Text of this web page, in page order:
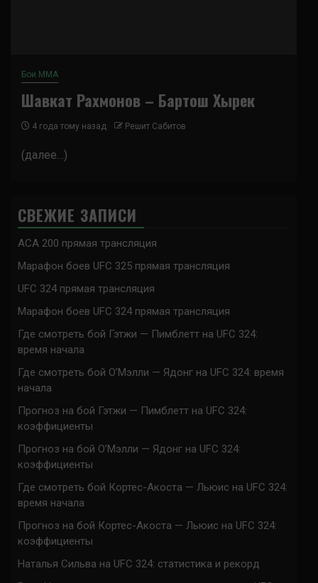
Бои ММА
Шавкат Рахмонов – Бартош Хырек
4 года тому назад Решит Сабитов
(далее…)
СВЕЖИЕ ЗАПИСИ
ACA 200 прямая трансляция
Марафон боев UFC 325 прямая трансляция
UFC 324 прямая трансляция
Марафон боев UFC 324 прямая трансляция
Где смотреть бой Гэтжи — Пимблетт на UFC 324:
время начала
Где смотреть бой О’Мэлли — Ядонг на UFC 324: время
начала
Прогноз на бой Гэтжи — Пимблетт на UFC 324:
коэффициенты
Прогноз на бой О’Мэлли — Ядонг на UFC 324:
коэффициенты
Где смотреть бой Кортес-Акоста — Льюис на UFC 324:
время начала
Прогноз на бой Кортес-Акоста — Льюис на UFC 324:
коэффициенты
Наталья Сильва на UFC 324: статистика и рекорд